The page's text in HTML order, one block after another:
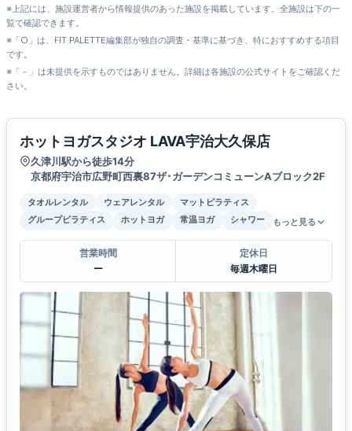
※上記には、施設運営者から情報提供のあった施設を掲載しています。全施設は下の一
覧で確認できます。
※「○」は、FIT PALETTE編集部が独自の調査・基準に基づき、特におすすめする項目
です。
※「－」は未提供を示すものではありません。詳細は各施設の公式サイトをご確認くだ
さい。
ホットヨガスタジオ LAVA宇治大久保店
久津川駅から徒歩14分
京都府宇治市広野町西裏87ザ･ガーデンコミューンAブロック2F
タオルレンタル ウェアレンタル
マットピラティス
グループピラティス
ホットヨガ 常温ヨガ シャワー もっと見る
営業時間
ー
定休日
毎週木曜日